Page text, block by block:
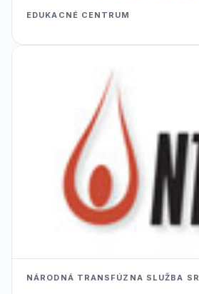
EDUKACNÉ CENTRUM
NÁRODNÁ TRANSFÚZNA SLUŽBA SR